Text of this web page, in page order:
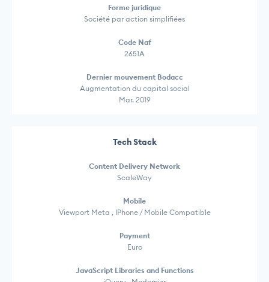
Forme juridique
Société par action simplifiées
Code Naf
2651A
Dernier mouvement Bodacc
Augmentation du capital social
Mar. 2019
Tech Stack
Content Delivery Network
ScaleWay
Mobile
Viewport Meta , IPhone / Mobile Compatible
Payment
Euro
JavaScript Libraries and Functions